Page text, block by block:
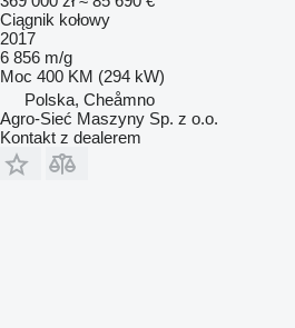
Ciągnik kołowy
2017
6 856 m/g
Moc 400 KM (294 kW)
Polska, Cheåmno
Agro-Sieć Maszyny Sp. z o.o.
Kontakt z dealerem